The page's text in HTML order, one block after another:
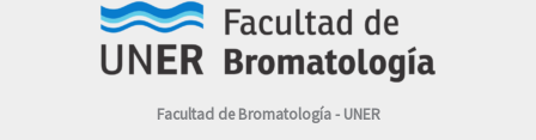
Facultad de Bromatología - UNER